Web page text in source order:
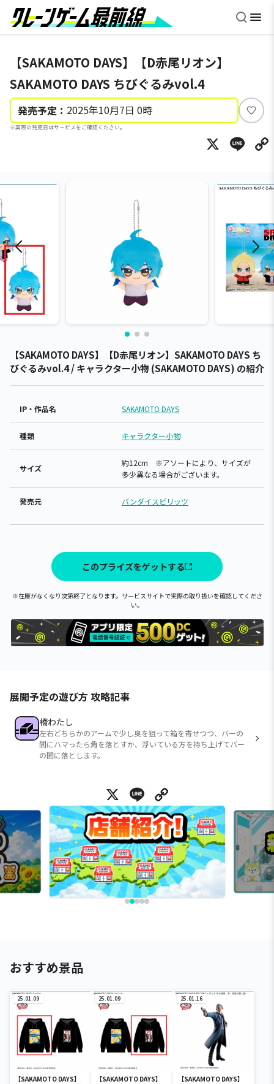
【SAKAMOTO DAYS】【D赤尾リオン】
SAKAMOTO DAYS ちびぐるみvol.4
発売予定： 2025年10月7日 0時
※実際の発売日はサービスをご確認ください。
い
ね
X
【SAKAMOTO DAYS】【D赤尾リオン】SAKAMOTO DAYS ち
びぐるみvol.4 / キャラクター小物 (SAKAMOTO DAYS) の紹介
IP・作品名 SAKAMOTO DAYS
種類 キャラクター小物
サイズ
約12cm ※アソートにより、サイズが
多少異なる場合がございます。
発売元 バンダイスピリッツ
このプライズをゲットする
※在庫がなくなり次第終了となります。サービスサイトで実際の取り扱いを確認してくださ
い。
展開予定の遊び方 攻略記事
橋わたし
左右どちらかのアームで少し奥を狙って箱を寄せつつ、バーの
間にハマったら角を落とすか、浮いている方を持ち上げてバー
の間に落とします。
X Line
おすすめ景品
25.01.09
【SAKAMOTO DAYS】
25.01.09
【SAKAMOTO DAYS】
25.01.16
【SAKAMOTO DAYS】